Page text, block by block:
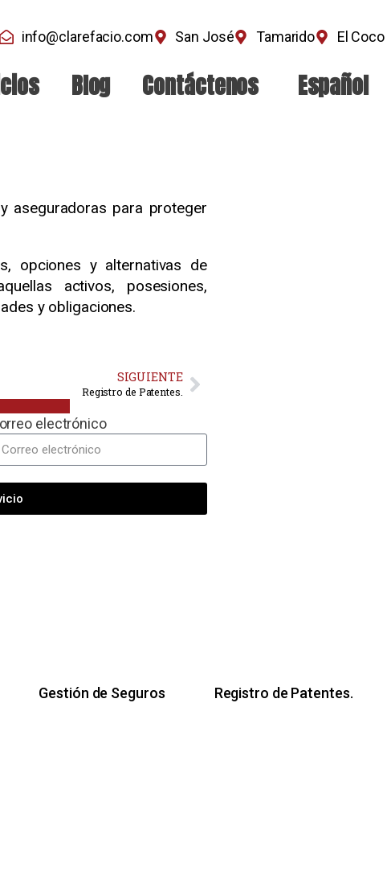
info@clarefacio.com San José Tamarido El Coco
Blog Contáctenos Español
aseguradoras para proteger
opciones y alternativas de
activos, posesiones,
y obligaciones.
SIGUIENTE
Registro de Patentes.
electrónico
Gestión de Seguros Registro de Patentes.